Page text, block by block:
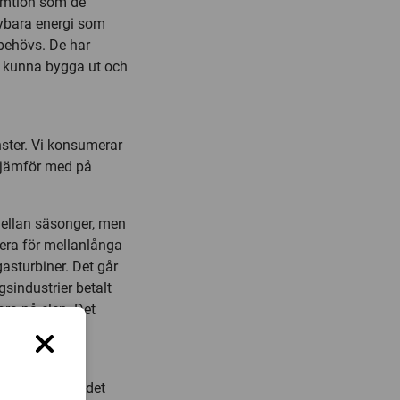
energi som
De har
bygga ut och
Vi konsumerar
med på
säsonger, men
för mellanlånga
Det går
betalt
på elen. Det
finns när det